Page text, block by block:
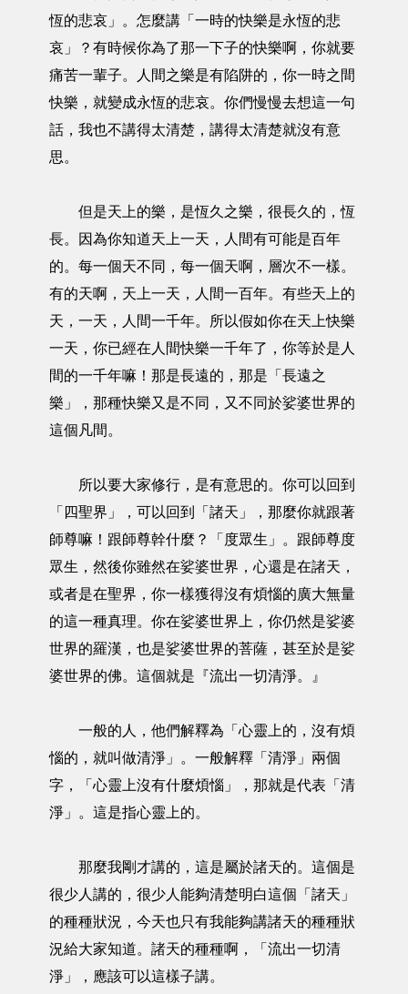
恆的悲哀」。怎麼講「一時的快樂是永恆的悲
哀」？有時候你為了那一下子的快樂啊，你就要
痛苦一輩子。人間之樂是有陷阱的，你一時之間
快樂，就變成永恆的悲哀。你們慢慢去想這一句
話，我也不講得太清楚，講得太清楚就沒有意
思。
但是天上的樂，是恆久之樂，很長久的，恆
長。因為你知道天上一天，人間有可能是百年
的。每一個天不同，每一個天啊，層次不一樣。
有的天啊，天上一天，人間一百年。有些天上的
天，一天，人間一千年。所以假如你在天上快樂
一天，你已經在人間快樂一千年了，你等於是人
間的一千年嘛！那是長遠的，那是「長遠之
樂」，那種快樂又是不同，又不同於娑婆世界的
這個凡間。
所以要大家修行，是有意思的。你可以回到
「四聖界」，可以回到「諸天」，那麼你就跟著
師尊嘛！跟師尊幹什麼？「度眾生」。跟師尊度
眾生，然後你雖然在娑婆世界，心還是在諸天，
或者是在聖界，你一樣獲得沒有煩惱的廣大無量
的這一種真理。你在娑婆世界上，你仍然是娑婆
世界的羅漢，也是娑婆世界的菩薩，甚至於是娑
婆世界的佛。這個就是『流出一切清淨。』
一般的人，他們解釋為「心靈上的，沒有煩
惱的，就叫做清淨」。一般解釋「清淨」兩個
字，「心靈上沒有什麼煩惱」，那就是代表「清
淨」。這是指心靈上的。
那麼我剛才講的，這是屬於諸天的。這個是
很少人講的，很少人能夠清楚明白這個「諸天」
的種種狀況，今天也只有我能夠講諸天的種種狀
況給大家知道。諸天的種種啊，「流出一切清
淨」，應該可以這樣子講。